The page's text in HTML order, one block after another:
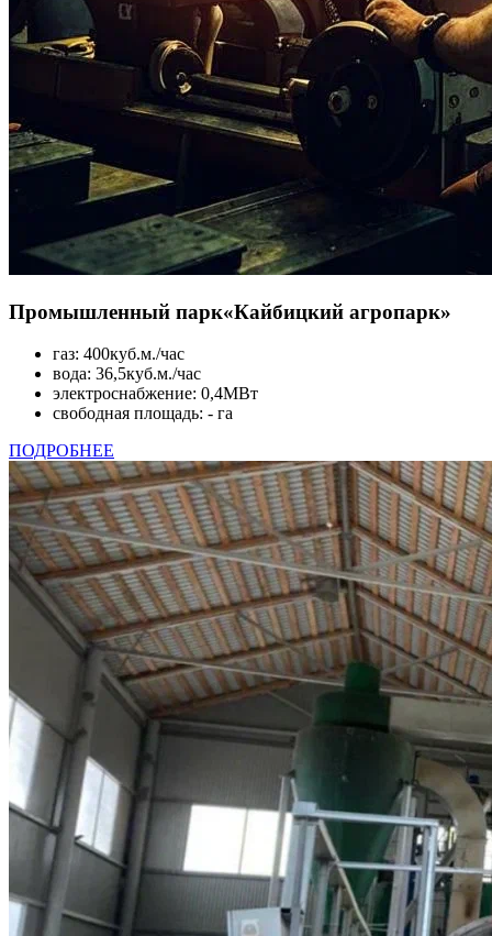
Промышленный парк«Кайбицкий агропарк»
газ: 400куб.м./час
вода: 36,5куб.м./час
электроснабжение: 0,4МВт
свободная площадь: - га
ПОДРОБНЕЕ